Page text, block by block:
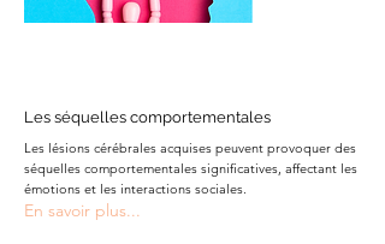
Les séquelles comportementales
Les lésions cérébrales acquises peuvent provoquer des
séquelles comportementales significatives, affectant les
émotions et les interactions sociales.
En savoir plus...